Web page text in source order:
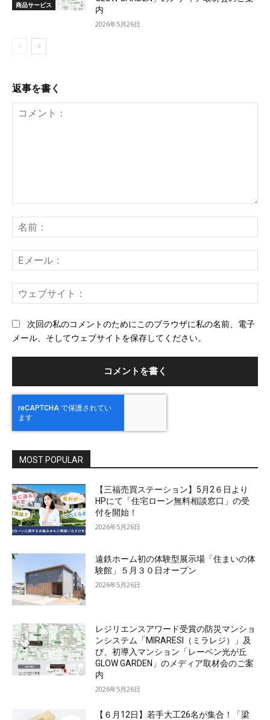
商品サービス
内
2026年5月26日
返事を書く
ン
ト：
前
メ
ー
ェ
次回の私のコメントのためにこのブラウザに私の名前、電子
メール、そしてウェブサイトを保存してください。
MOST POPULAR
【三福売買ステーション】5月2６日より
HPにて「住宅ローン無料相談窓口」の受
付を開始！
2026年5月26日
遠鉄ホーム初の体験型展示場「住まいの体
験館」５月３０日オープン
2026年5月26日
レジリエンスアワード受賞の防災マンショ
ンシステム「MIRARESI（ミラレジ）」及
び、初導入マンション「レーベン光が丘
GLOW GARDEN」のメディア取材会のご案
内
2026年5月26日
【６月12日】若手大工26名が集合！「梁